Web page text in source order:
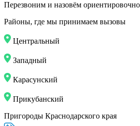
Перезвоним и назовём
Районы, где мы принимаем вызовы
Центральный
Западный
Карасунский
Прикубанский
Пригороды Краснодарского края